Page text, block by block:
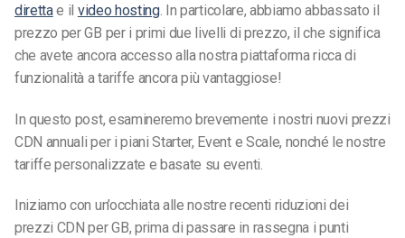
direttae il video hosting. In particolare, abbiamo abbassato il
prezzo per GB per i primi due livelli di prezzo, il che significa
che avete ancora accesso alla nostra piattaforma ricca di
funzionalità a tariffe ancora più vantaggiose!
In questo post, esamineremo brevemente i nostri nuovi prezzi
CDN annuali per i piani Starter, Event e Scale, nonché le nostre
tariffe personalizzate e basate su eventi.
Iniziamo con un’occhiata alle nostre recenti riduzioni dei
prezzi CDN per GB, prima di passare in rassegna i punti